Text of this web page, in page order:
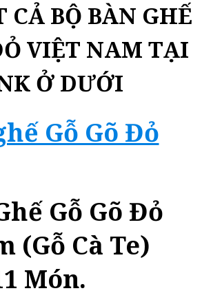
CẢ BỘ BÀN GHẾ
VIỆT NAM TẠI
Ở DƯỚI
Gỗ Gõ Đỏ
Gỗ Gõ Đỏ
(Gỗ Cà Te)
Món.